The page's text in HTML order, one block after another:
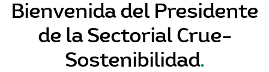
Bienvenida del Presidente
de la Sectorial Crue-
Sostenibilidad.